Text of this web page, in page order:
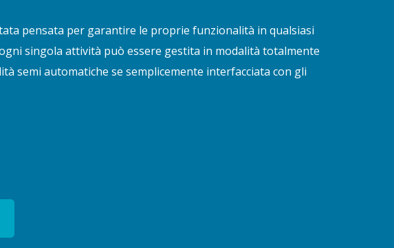
pensata per garantire le proprie funzionalità in qualsiasi
singola attività può essere gestita in modalità totalmente
semi automatiche se semplicemente interfacciata con gli